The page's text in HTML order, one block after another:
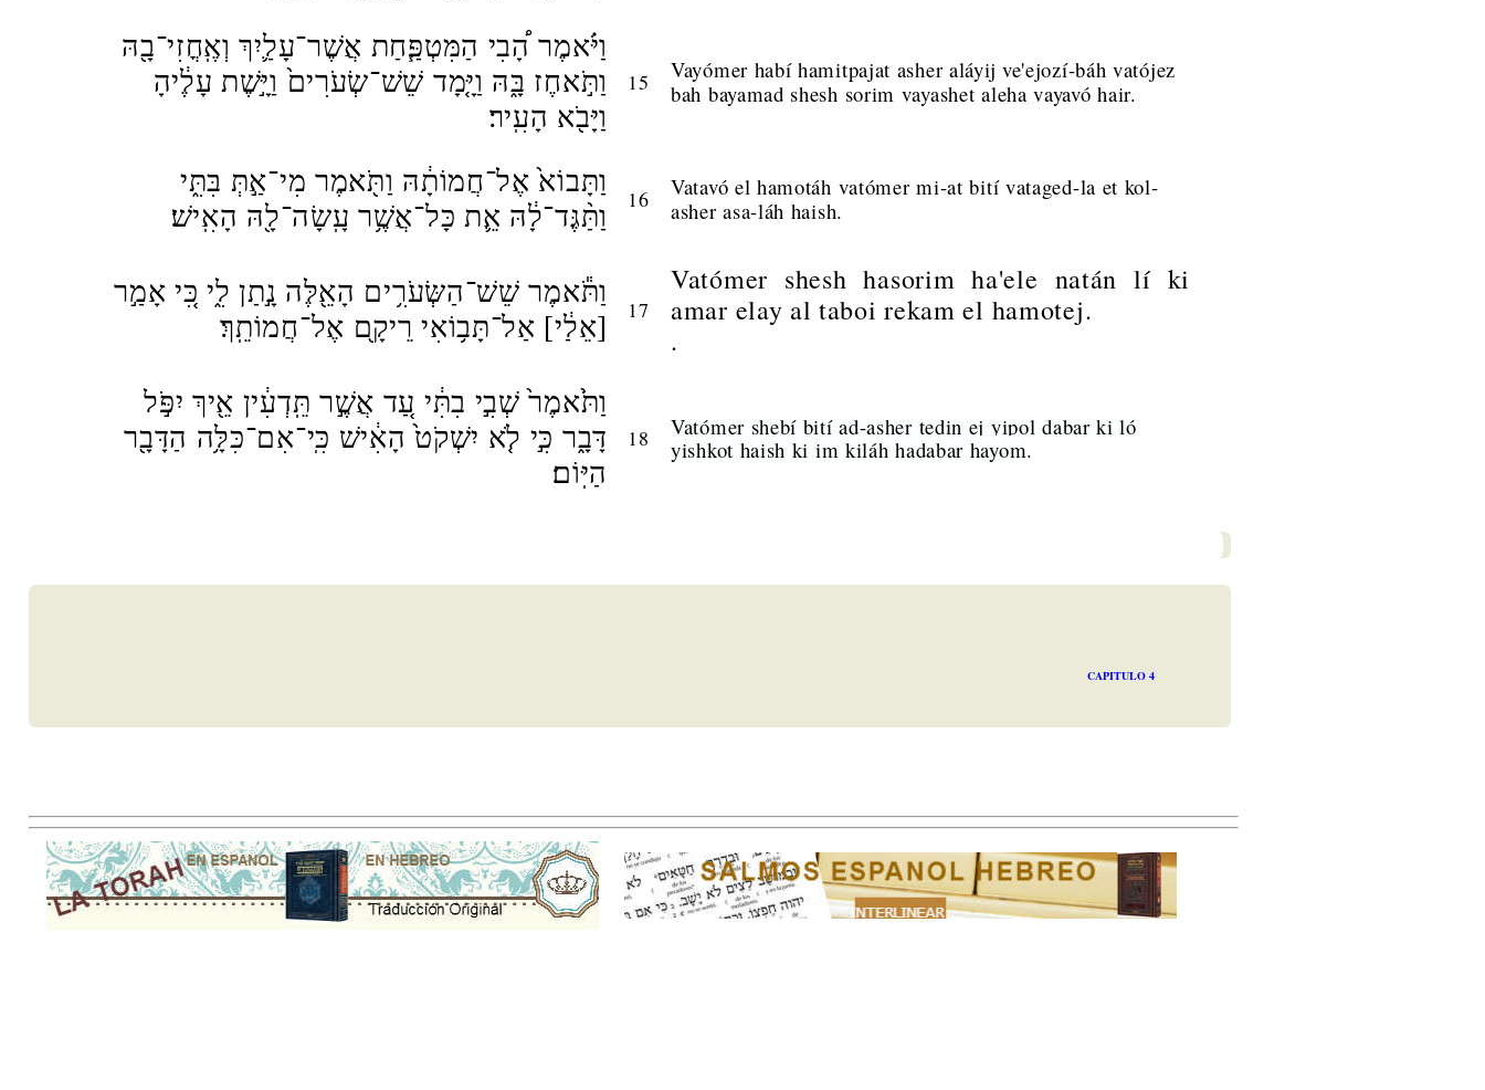
וַיֹּ֗אמֶר הָ֠בִי הַמִּטְפַּ֧חַת אֲשֶׁר־עָלַ֛יִךְ וְאֶֽחֳזִי־בָ֖הּ
וַתֹּ֣אחֶז בָּ֑הּ וַיָּ֤מָד שֵׁשׁ־שְׂעֹרִים֙ וַיָּ֣שֶׁת עָלֶ֔יהָ
וַיָּבֹ֖א הָעִֽיר׃
15
Vayómer habí hamitpajat asher aláyij ve'ejozí-báh vatójez
bah bayamad shesh sorim vayashet aleha vayavó hair.
וַתָּבוֹא֙ אֶל־חֲמוֹתָ֔הּ וַתֹּ֖אמֶר מִי־אַ֣תְּ בִּתִּ֑י
וַתַּ֨גֶּד־לָ֔הּ אֵ֛ת כָּל־אֲשֶׁ֥ר עָֽשָׂה־לָ֖הּ הָאִֽישׁ׃
16
Vatavó el hamotáh vatómer mi-at bití vataged-la et kol-
asher asa-láh haish.
וַתֹּ֕אמֶר שֵׁשׁ־הַשְּׂעֹרִ֥ים הָאֵ֖לֶּה נָ֣תַן לִ֑י כִּ֚י אָמַ֣ר
[אֵלַ֔י] אַל־תָּב֥וֹאִי רֵיקָ֖ם אֶל־חֲמוֹתֵֽךְ׃
17
Vatómer shesh hasorim ha'ele natán lí ki
amar elay al taboi rekam el hamotej.
.
וַתֹּ֙אמֶר֙ שְׁבִ֣י בִתִּ֔י עַ֚ד אֲשֶׁ֣ר תֵּֽדְעִ֔ין אֵ֖יךְ יִפֹּ֣ל
דָּבָ֑ר כִּ֣י לֹ֤א יִשְׁקֹט֙ הָאִ֔ישׁ כִּֽי־אִם־כִּלָּ֥ה הַדָּבָ֖ר
הַיּֽוֹם׃
18
Vatómer shebí bití ad-asher tedin ej yipol dabar ki ló
yishkot haish ki im kiláh hadabar hayom.
CAPITULO 4